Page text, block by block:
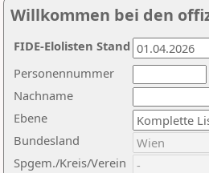
Willkommen bei den
Nachname
Ebene
Personennummer
Bundesland
Spgem./Kreis/Verein
FIDE-Elolisten Stand